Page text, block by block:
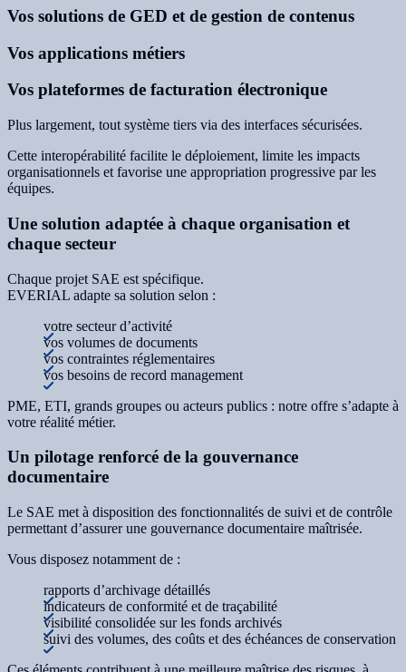
Vos solutions de GED et de gestion de contenus
Vos applications métiers
Vos plateformes de facturation électronique
Plus largement, tout système tiers via des interfaces sécurisées.
Cette interopérabilité facilite le déploiement, limite les impacts
organisationnels et favorise une appropriation progressive par les
équipes.
Une solution adaptée à chaque organisation et
chaque secteur
Chaque projet SAE est spécifique.
EVERIAL adapte sa solution selon :
votre secteur d’activité
vos volumes de documents
vos contraintes réglementaires
vos besoins de record management
PME, ETI, grands groupes ou acteurs publics : notre offre s’adapte à
votre réalité métier.
Un pilotage renforcé de la gouvernance
documentaire
Le SAE met à disposition des fonctionnalités de suivi et de contrôle
permettant d’assurer une gouvernance documentaire maîtrisée.
Vous disposez notamment de :
rapports d’archivage détaillés
indicateurs de conformité et de traçabilité
visibilité consolidée sur les fonds archivés
suivi des volumes, des coûts et des échéances de conservation